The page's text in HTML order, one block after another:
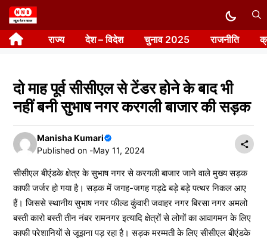
Skip
to
content राज्य देश – विदेश चुनाव 2025 राजनीति
दो माह पूर्व सीसीएल से टेंडर होने के बाद भी
नहीं बनी सुभाष नगर करगली बाजार की सड़क
Manisha Kumari
Published on -May 11, 2024
सीसीएल बीएंडके क्षेत्र के सुभाष नगर से करगली बाजार जाने वाले मुख्य सड़क
काफी जर्जर हो गया है। सड़क में जगह-जगह गड्ढे बड़े बड़े पत्थर निकल आए
हैं। जिससे स्थानीय सुभाष नगर फील्ड कुंवारी जवाहर नगर बिरसा नगर अमलो
बस्ती कारो बस्ती तीन नंबर रामनगर इत्यादि क्षेत्रों से लोगों का आवागमन के लिए
काफी परेशानियों से जूझना पड़ रहा है। सड़क मरम्मती के लिए सीसीएल बीएंडके